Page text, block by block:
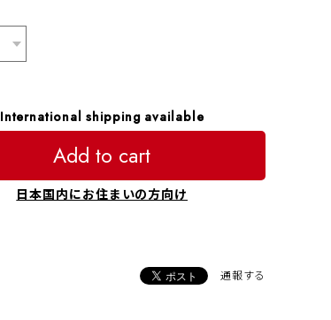
International shipping available
Add to cart
日本国内にお住まいの方向け
通報する